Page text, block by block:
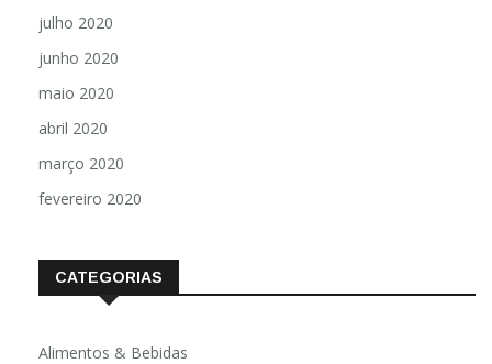
julho 2020
junho 2020
maio 2020
abril 2020
março 2020
fevereiro 2020
CATEGORIAS
Alimentos & Bebidas